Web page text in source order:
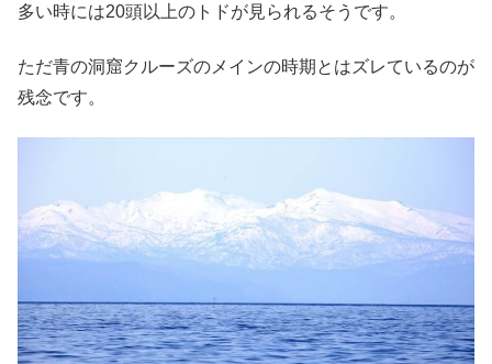
多い時には20頭以上のトドが見られるそうです。
ただ青の洞窟クルーズのメインの時期とはズレているのが
残念です。